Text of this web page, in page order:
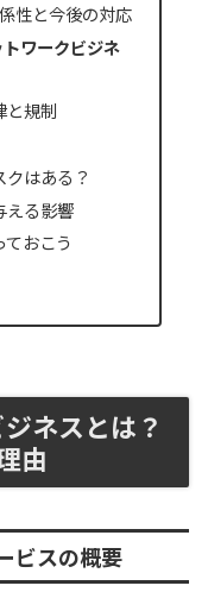
性と今後の対応
ワークビジネ
と規制
はある？
える影響
おこう
ネスとは？
由
ビスの概要